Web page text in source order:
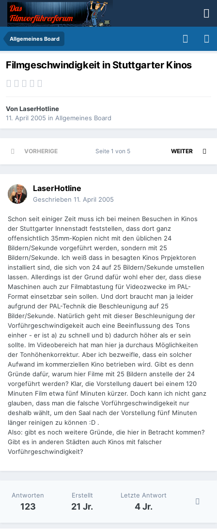
Allgemeines Board
Filmgeschwindigkeit in Stuttgarter Kinos
VonLaserHotline
11. April 2005 in Allgemeines Board
VORHERIGE WEITER
Seite 1 von 5
LaserHotline
Geschrieben 11. April 2005
Schon seit einiger Zeit muss ich bei meinen Besuchen in Kinos
der Stuttgarter Innenstadt feststellen, dass dort ganz
offensichtlich 35mm-Kopien nicht mit den üblichen 24
Bildern/Sekunde vorgeführt werden, sondern mit 25
Bildern/Sekunde. Ich weiß dass in besagten Kinos Prpjektoren
installiert sind, die sich von 24 auf 25 Bildern/Sekunde umstellen
lassen. Allerdings ist der Grund dafür wohl eher der, dass diese
Maschinen auch zur Filmabtastung für Videozwecke im PAL-
Format einsetzbar sein sollen. Und dort braucht man ja leider
aufgrund der PAL-Technik die Beschleunigung auf 25
Bilder/Sekunde. Natürlich geht mit dieser Beschleunigung der
Vorführgeschwindigekeit auch eine Beeinflussung des Tons
einher - er ist a) zu schnell und b) dadurch höher als er sein
sollte. Im Videobereich hat man hier ja durchaus Möglichkeiten
der Tonhöhenkorrektur. Aber ich bezweifle, dass ein solcher
Aufwand im kommerziellen Kino betrieben wird. Gibt es denn
Gründe dafür, warum hier Filme mit 25 Bildern anstelle der 24
vorgeführt werden? Klar, die Vorstellung dauert bei einem 120
Minuten Film etwa fünf Minuten kürzer. Doch kann ich nicht ganz
glauben, dass man die falsche Vorführgeschwindigekeit nur
deshalb wählt, um den Saal nach der Vorstellung fünf Minuten
länger reinigen zu können :D .
Also: gibt es noch weitere Gründe, die hier in Betracht kommen?
Gibt es in anderen Städten auch Kinos mit falscher
Vorführgeschwindigkeit?
Antworten
123
Erstellt
21 Jr.
Letzte Antwort
4 Jr.